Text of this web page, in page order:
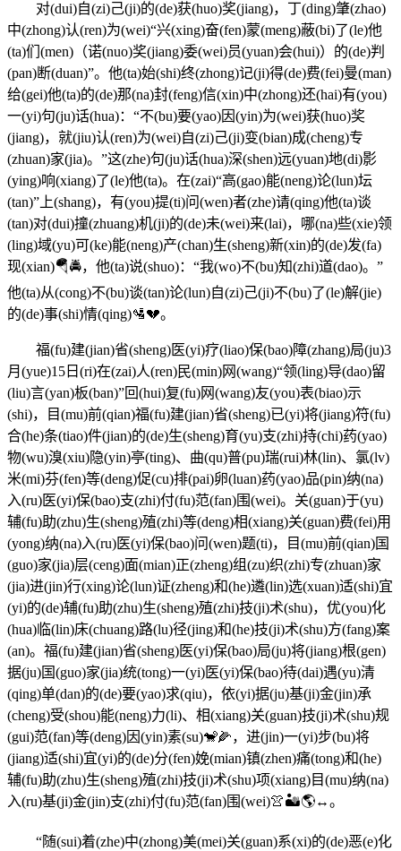
对(dui)自(zi)己(ji)的(de)获(huo)奖(jiang)，丁(ding)肇(zhao)
中(zhong)认(ren)为(wei)“兴(xing)奋(fen)蒙(meng)蔽(bi)了(le)他
(ta)们(men)（诺(nuo)奖(jiang)委(wei)员(yuan)会(hui)）的(de)判
(pan)断(duan)”。他(ta)始(shi)终(zhong)记(ji)得(de)费(fei)曼(man)
给(gei)他(ta)的(de)那(na)封(feng)信(xin)中(zhong)还(hai)有(you)
一(yi)句(ju)话(hua)：“不(bu)要(yao)因(yin)为(wei)获(huo)奖
(jiang)，就(jiu)认(ren)为(wei)自(zi)己(ji)变(bian)成(cheng)专
(zhuan)家(jia)。”这(zhe)句(ju)话(hua)深(shen)远(yuan)地(di)影
(ying)响(xiang)了(le)他(ta)。在(zai)“高(gao)能(neng)论(lun)坛
(tan)”上(shang)，有(you)提(ti)问(wen)者(zhe)请(qing)他(ta)谈
(tan)对(dui)撞(zhuang)机(ji)的(de)未(wei)来(lai)，哪(na)些(xie)领
(ling)域(yu)可(ke)能(neng)产(chan)生(sheng)新(xin)的(de)发(fa)
现(xian)🪂🚔，他(ta)说(shuo)：“我(wo)不(bu)知(zhi)道(dao)。”
他(ta)从(cong)不(bu)谈(tan)论(lun)自(zi)己(ji)不(bu)了(le)解(jie)
的(de)事(shi)情(qing)🛂💔。
福(fu)建(jian)省(sheng)医(yi)疗(liao)保(bao)障(zhang)局(ju)3
月(yue)15日(ri)在(zai)人(ren)民(min)网(wang)“领(ling)导(dao)留
(liu)言(yan)板(ban)”回(hui)复(fu)网(wang)友(you)表(biao)示
(shi)，目(mu)前(qian)福(fu)建(jian)省(sheng)已(yi)将(jiang)符(fu)
合(he)条(tiao)件(jian)的(de)生(sheng)育(yu)支(zhi)持(chi)药(yao)
物(wu)溴(xiu)隐(yin)亭(ting)、曲(qu)普(pu)瑞(rui)林(lin)、氯(lv)
米(mi)芬(fen)等(deng)促(cu)排(pai)卵(luan)药(yao)品(pin)纳(na)
入(ru)医(yi)保(bao)支(zhi)付(fu)范(fan)围(wei)。关(guan)于(yu)
辅(fu)助(zhu)生(sheng)殖(zhi)等(deng)相(xiang)关(guan)费(fei)用
(yong)纳(na)入(ru)医(yi)保(bao)问(wen)题(ti)，目(mu)前(qian)国
(guo)家(jia)层(ceng)面(mian)正(zheng)组(zu)织(zhi)专(zhuan)家
(jia)进(jin)行(xing)论(lun)证(zheng)和(he)遴(lin)选(xuan)适(shi)宜
(yi)的(de)辅(fu)助(zhu)生(sheng)殖(zhi)技(ji)术(shu)，优(you)化
(hua)临(lin)床(chuang)路(lu)径(jing)和(he)技(ji)术(shu)方(fang)案
(an)。福(fu)建(jian)省(sheng)医(yi)保(bao)局(ju)将(jiang)根(gen)
据(ju)国(guo)家(jia)统(tong)一(yi)医(yi)保(bao)待(dai)遇(yu)清
(qing)单(dan)的(de)要(yao)求(qiu)，依(yi)据(ju)基(ji)金(jin)承
(cheng)受(shou)能(neng)力(li)、相(xiang)关(guan)技(ji)术(shu)规
(gui)范(fan)等(deng)因(yin)素(su)🐒🌽，进(jin)一(yi)步(bu)将
(jiang)适(shi)宜(yi)的(de)分(fen)娩(mian)镇(zhen)痛(tong)和(he)
辅(fu)助(zhu)生(sheng)殖(zhi)技(ji)术(shu)项(xiang)目(mu)纳(na)
入(ru)基(ji)金(jin)支(zhi)付(fu)范(fan)围(wei)👚🏜🌎↔。
“随(sui)着(zhe)中(zhong)美(mei)关(guan)系(xi)的(de)恶(e)化